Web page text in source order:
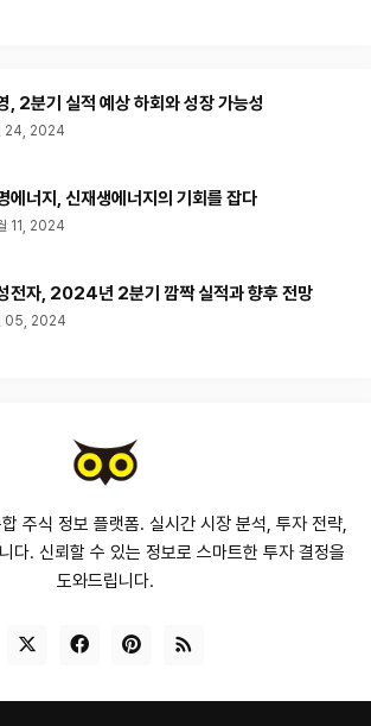
, 2분기 실적 예상 하회와 성장 가능성
24, 2024
에너지, 신재생에너지의 기회를 잡다
11, 2024
전자, 2024년 2분기 깜짝 실적과 향후 전망
05, 2024
주식 정보 플랫폼. 실시간 시장 분석, 투자 전략,
다. 신뢰할 수 있는 정보로 스마트한 투자 결정을
도와드립니다.